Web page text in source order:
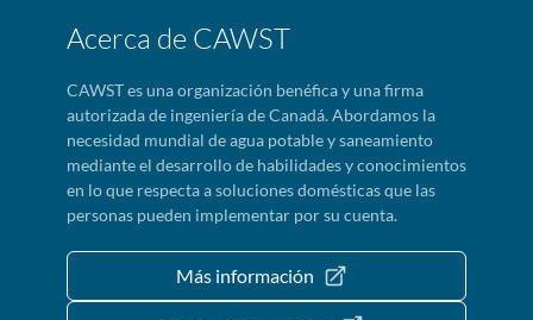
Acerca de CAWST
CAWST es una organización benéfica y una firma
autorizada de ingeniería de Canadá. Abordamos la
necesidad mundial de agua potable y saneamiento
mediante el desarrollo de habilidades y conocimientos
en lo que respecta a soluciones domésticas que las
personas pueden implementar por su cuenta.
Más información